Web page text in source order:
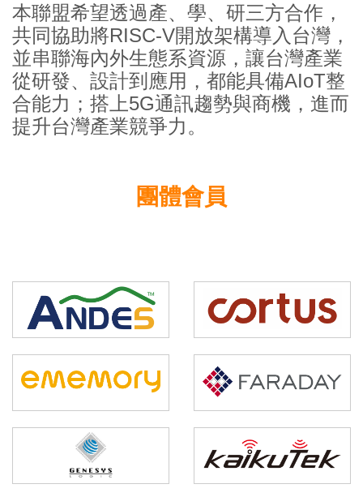
本聯盟希望透過產、學、研三方合作，
共同協助將RISC-V開放架構導入台灣，
並串聯海內外生態系資源，讓台灣產業
從研發、設計到應用，都能具備AIoT整
合能力；搭上5G通訊趨勢與商機，進而
提升台灣產業競爭力。
團體會員